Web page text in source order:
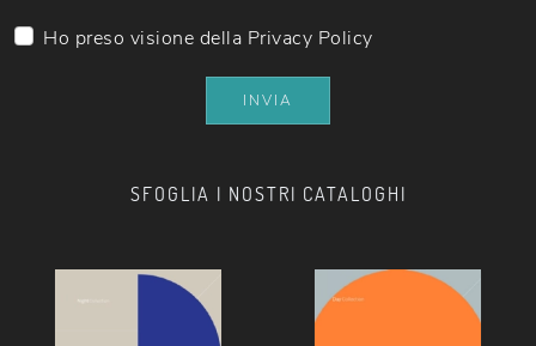
SFOGLIA I NOSTRI CATALOGHI
Ho preso visione della Privacy Policy
INVIA